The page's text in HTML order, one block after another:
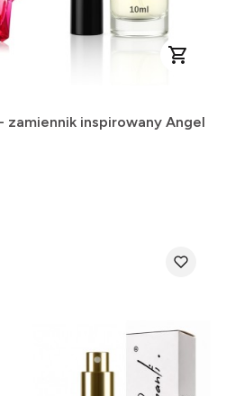
zamiennik inspirowany Angel